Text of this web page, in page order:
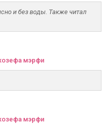
и без воды. Также читал
мэрфи
мэрфи